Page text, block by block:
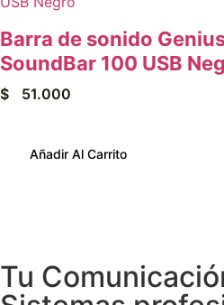
Barra de sonido
SoundBar 100 USB
$ 51.000
Añadir Al Carrito
Tu